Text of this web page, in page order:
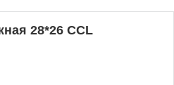
28*26 CCL